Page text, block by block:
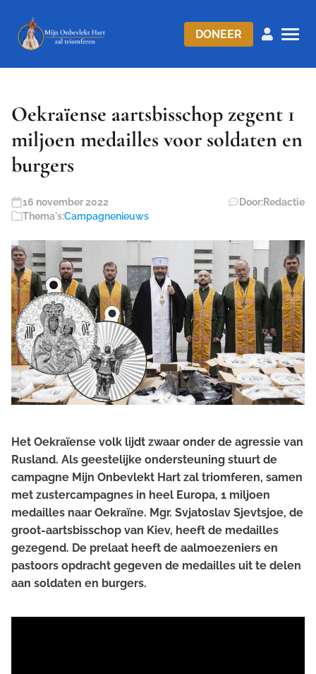
DONEER
Oekraïense aartsbisschop zegent 1
miljoen medailles voor soldaten en
burgers
16 november 2022 Door:Redactie
Thema's:Campagnenieuws
Het Oekraïense volk lijdt zwaar onder de agressie van
Rusland. Als geestelijke ondersteuning stuurt de
campagne Mijn Onbevlekt Hart zal triomferen, samen
met zustercampagnes in heel Europa, 1 miljoen
medailles naar Oekraïne. Mgr. Svjatoslav Sjevtsjoe, de
groot-aartsbisschop van Kiev, heeft de medailles
gezegend. De prelaat heeft de aalmoezeniers en
pastoors opdracht gegeven de medailles uit te delen
aan soldaten en burgers.